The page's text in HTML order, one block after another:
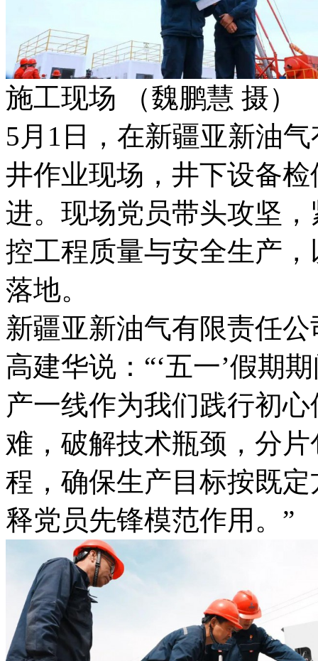
施工现场 （魏鹏慧 摄）
5月1日，在新疆亚新油
井作业现场，井下设备
进。现场党员带头攻坚
控工程质量与安全生产
落地。
新疆亚新油气有限责任
高建华说：“‘五一’假期
产一线作为我们践行初
难，破解技术瓶颈，分
程，确保生产目标按既
释党员先锋模范作用。”